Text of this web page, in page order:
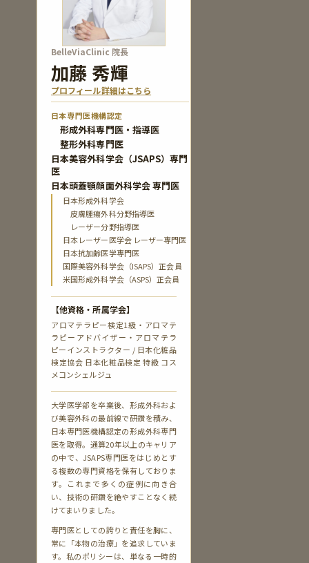
BelleViaClinic 院長
加藤 秀輝
プロフィール詳細はこちら
日本専門医機構認定
形成外科専門医・指導医
整形外科専門医
日本美容外科学会（JSAPS）専門
医
日本頭蓋顎顔面外科学会 専門医
日本形成外科学会
皮膚腫瘍外科分野指導医
レーザー分野指導医
日本レーザー医学会 レーザー専門医
日本抗加齢医学専門医
国際美容外科学会（ISAPS）正会員
米国形成外科学会（ASPS）正会員
【他資格・所属学会】
アロマテラピー検定1級・アロマテ
ラピーアドバイザー・アロマテラ
ピーインストラクター / 日本化粧品
検定協会 日本化粧品検定 特級 コス
メコンシェルジュ
大学医学部を卒業後、形成外科およ
び美容外科の最前線で研鑽を積み、
日本専門医機構認定の形成外科専門
医を取得。通算20年以上のキャリア
の中で、JSAPS専門医をはじめとす
る複数の専門資格を保有しておりま
す。これまで多くの症例に向き合
い、技術の研鑽を絶やすことなく続
けてまいりました。
専門医としての誇りと責任を胸に、
常に「本物の治療」を追求していま
す。私のポリシーは、単なる一時的